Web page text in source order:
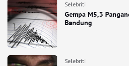
Selebriti
Gempa M5,3
Bandung
Selebriti